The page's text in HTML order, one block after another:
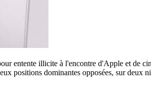
entente illicite à l'encontre d'Apple et de
positions dominantes opposées, sur deux